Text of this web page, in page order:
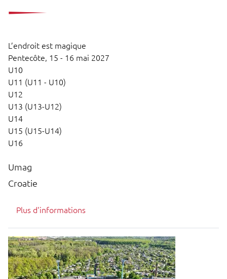
L’endroit est magique
Pentecôte, 15 - 16 mai 2027
U10
U11 (U11 - U10)
U12
U13 (U13-U12)
U14
U15 (U15-U14)
U16
Umag
Croatie
Plus d'informations